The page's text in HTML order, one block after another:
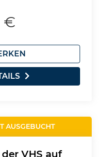
€
AUSGEBUCHT
VHS auf